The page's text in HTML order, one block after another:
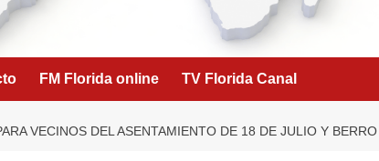
FM Florida online TV Florida Canal
VECINOS DEL ASENTAMIENTO DE 18 DE JULIO Y BERRO